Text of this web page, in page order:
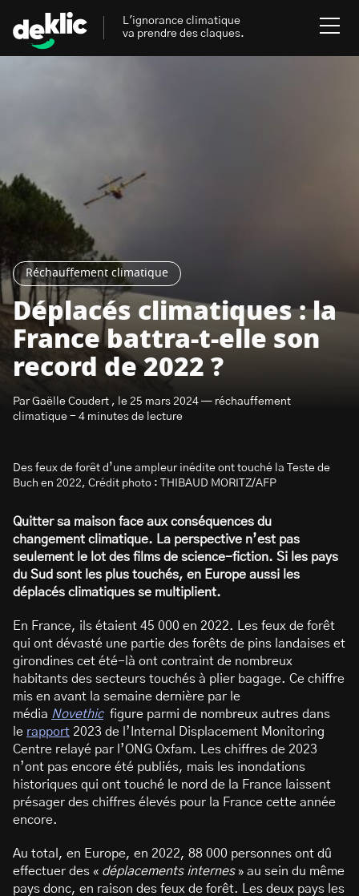
Réchauffement climatique
Déplacés climatiques : la
France battra-t-elle son
record de 2022 ?
Par Gaëlle Coudert , le 25 mars 2024 — réchauffement
climatique - 4 minutes de lecture
Des feux de forêt d’une ampleur inédite ont touché la Teste de
Buch en 2022, Crédit photo : THIBAUD MORITZ/AFP
Quitter sa maison face aux conséquences du
changement climatique. La perspective n’est pas
seulement le lot des films de science-fiction. Si les pays
du Sud sont les plus touchés, en Europe aussi les
déplacés climatiques se multiplient.
En France, ils étaient 45 000 en 2022. Les feux de forêt
qui ont dévasté une partie des forêts de pins landaises et
girondines cet été-là ont contraint de nombreux
habitants des secteurs touchés à plier bagage. Ce chiffre
mis en avant la semaine dernière par le
média Novethicfigure parmi de nombreux autres dans
le rapport 2023 de l’Internal Displacement Monitoring
Centre relayé par l’ONG Oxfam. Les chiffres de 2023
n’ont pas encore été publiés, mais les inondations
historiques qui ont touché le nord de la France laissent
présager des chiffres élevés pour la France cette année
encore.
Au total, en Europe, en 2022, 88 000 personnes ont dû
effectuer des « déplacements internes» au sein du même
pays donc, en raison des feux de forêt. Les deux pays les
L'ignorance climatique
va prendre des claques.
Aides, bons plans & cie
Énergies renouvelables
Mobilités durables
Gestes écologiques
Inspiré.es inspirant.es
S’abonner à la newsletter
Les mots clés les plus
recherchés sur Deklic
Transition Écologique
interview Volte-face influenceur.se